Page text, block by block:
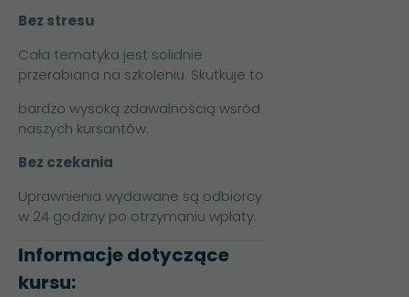
Bez stresu
Cała tematyka jest solidnie
przerabiana na szkoleniu. Skutkuje to
bardzo wysoką zdawalnością wsród
naszych kursantów.
Bez czekania
Uprawnienia wydawane są odbiorcy
w 24 godziny po otrzymaniu wpłaty.
Informacje dotyczące
kursu: